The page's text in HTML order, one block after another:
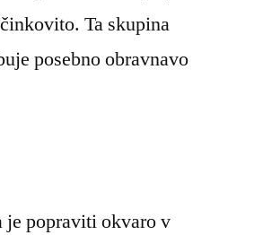
Ta skupina
posebno obravnavo
popraviti okvaro v